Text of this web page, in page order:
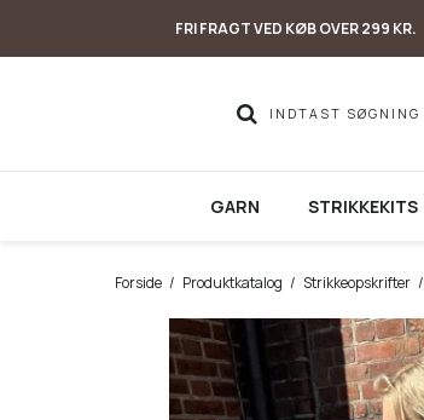
FRI FRAGT VED KØB OVER 299 KR.
GARN STRIKKEKITS
Forside / Produktkatalog / Strikkeopskrifter /